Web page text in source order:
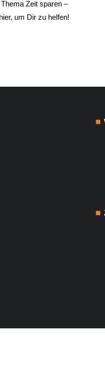
Zeit sparen –
um Dir zu helfen!